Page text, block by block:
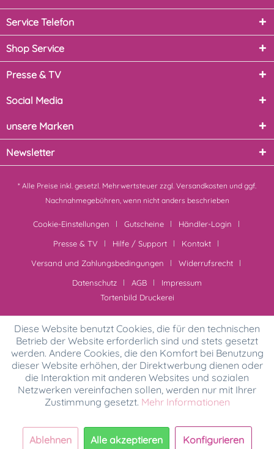
Service Telefon
Shop Service
Presse & TV
Social Media
unsere Marken
Newsletter
* Alle Preise inkl. gesetzl. Mehrwertsteuer zzgl. Versandkosten und ggf.
Nachnahmegebühren, wenn nicht anders beschrieben
Cookie-Einstellungen Gutscheine
Händler-Login
Presse & TV
Hilfe / Support
Kontakt
Versand und Zahlungsbedingungen
Widerrufsrecht
Datenschutz
AGB
Impressum
Tortenbild Druckerei
Diese Website benutzt Cookies, die für den technischen
Betrieb der Website erforderlich sind und stets gesetzt
werden. Andere Cookies, die den Komfort bei Benutzung
dieser Website erhöhen, der Direktwerbung dienen oder
die Interaktion mit anderen Websites und sozialen
Netzwerken vereinfachen sollen, werden nur mit Ihrer
Zustimmung gesetzt. Mehr Informationen
Ablehnen Alle akzeptieren Konfigurieren